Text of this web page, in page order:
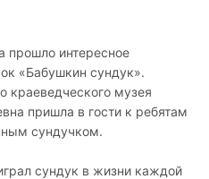
прошло интересное
«Бабушкин сундук».
краеведческого музея
пришла в гости к ребятам
сундучком.
сундук в жизни каждой